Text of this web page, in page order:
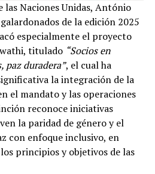
las Naciones Unidas, António
de la edición 2025
especialmente el proyecto
titulado “Socios en
paz duradera”, el cual ha
la integración de la
el mandato y las operaciones
reconoce iniciativas
la paridad de género y el
con enfoque inclusivo, en
principios y objetivos de las